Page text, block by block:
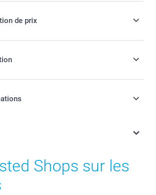
de prix
en francs suisses (CHF), TVA incluse et
Shops sur les